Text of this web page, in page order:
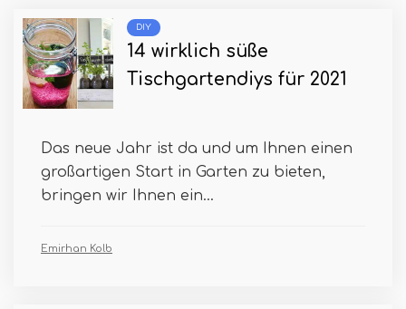
DIY
14 wirklich süße
Tischgartendiys für 2021
Das neue Jahr ist da und um Ihnen einen
großartigen Start in Garten zu bieten,
bringen wir Ihnen ein...
Emirhan Kolb